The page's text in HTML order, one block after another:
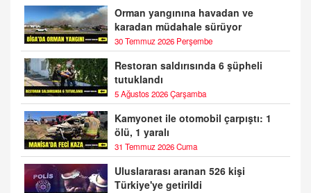
Orman yangınına havadan ve
karadan müdahale sürüyor
30 Temmuz 2026 Perşembe
Restoran saldırısında 6 şüpheli
tutuklandı
5 Ağustos 2026 Çarşamba
Kamyonet ile otomobil çarpıştı: 1
ölü, 1 yaralı
31 Temmuz 2026 Cuma
Uluslararası aranan 526 kişi
Türkiye'ye getirildi